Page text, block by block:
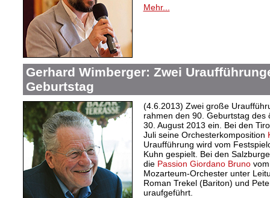
Mehr...
Gerhard Wimberger: Zwei
Geburtstag
(4.6.2013) Zwei große
rahmen den 90. Geburtstag des
30. August 2013 ein. Bei den
Juli seine Orchesterkomposition
Uraufführung wird vom
Kuhn gespielt. Bei den
die Passion Giordano Brunovom
Mozarteum-Orchester unter
Roman Trekel (Bariton) und
uraufgeführt.